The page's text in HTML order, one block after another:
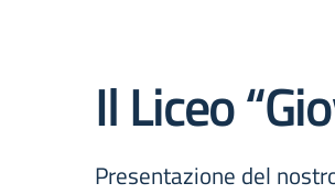
Il Liceo
Presentazione del